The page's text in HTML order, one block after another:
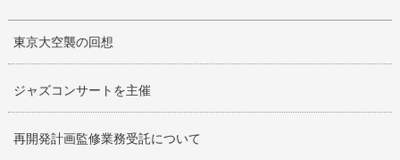
東京大空襲の回想
ジャズコンサートを主催
再開発計画監修業務受託について